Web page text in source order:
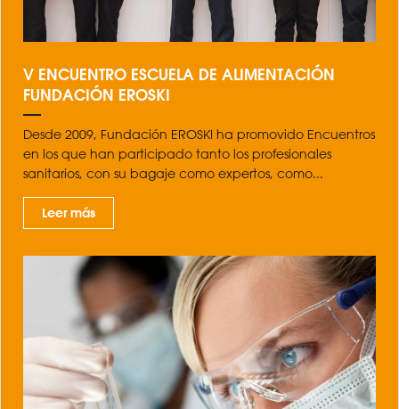
V ENCUENTRO ESCUELA DE ALIMENTACIÓN
FUNDACIÓN EROSKI
Desde 2009, Fundación EROSKI ha promovido Encuentros
en los que han participado tanto los profesionales
sanitarios, con su bagaje como expertos, como...
Leer más